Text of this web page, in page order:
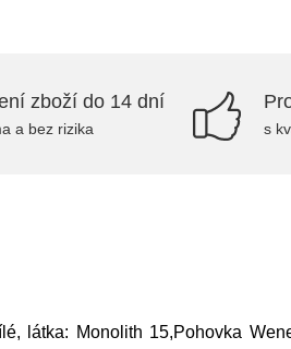
zboží do 14 dní
a bez rizika s
látka: Monolith 15,Pohovka